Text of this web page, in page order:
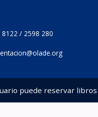
/ 2598 280
puede reservar